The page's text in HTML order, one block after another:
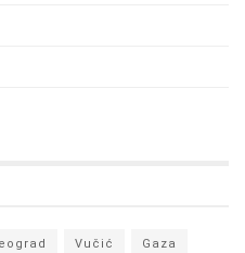
Vučić Gaza